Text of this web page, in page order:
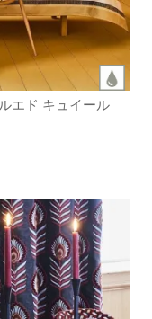
エド キュイール